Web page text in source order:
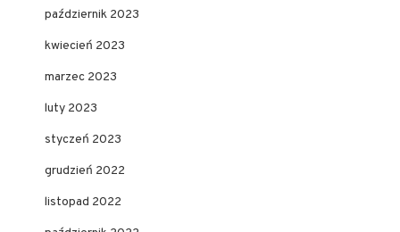
październik 2023
kwiecień 2023
marzec 2023
luty 2023
styczeń 2023
grudzień 2022
listopad 2022